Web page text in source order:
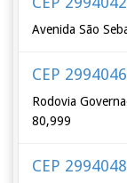
Avenida São
CEP
Rodovia
80,999
CEP